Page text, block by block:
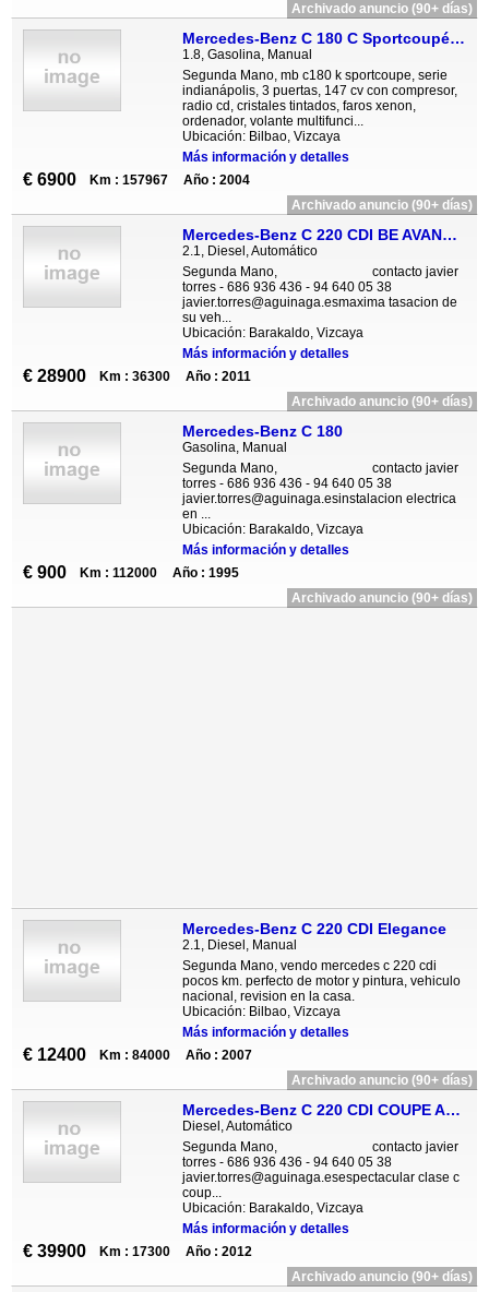
Archivado anuncio (90+ días)
Mercedes-Benz C 180 C Sportcoupé 180K Indianapolis
1.8, Gasolina, Manual
Segunda Mano, mb c180 k sportcoupe, serie
indianápolis, 3 puertas, 147 cv con compresor,
radio cd, cristales tintados, faros xenon,
ordenador, volante multifunci...
Ubicación: Bilbao, Vizcaya
Más información y detalles
€ 6900 Km : 157967
Año : 2004
Archivado anuncio (90+ días)
Mercedes-Benz C 220 CDI BE AVANTGARDE AUT NAVI TECHO CAMARA T
2.1, Diesel, Automático
Segunda Mano, contacto javier
torres - 686 936 436 - 94 640 05 38
javier.torres@aguinaga.esmaxima tasacion de
su veh...
Ubicación: Barakaldo, Vizcaya
Más información y detalles
€ 28900 Km : 36300
Año : 2011
Archivado anuncio (90+ días)
Mercedes-Benz C 180
Gasolina, Manual
Segunda Mano, contacto javier
torres - 686 936 436 - 94 640 05 38
javier.torres@aguinaga.esinstalacion electrica
en ...
Ubicación: Barakaldo, Vizcaya
Más información y detalles
€ 900 Km : 112000
Año : 1995
Archivado anuncio (90+ días)
Mercedes-Benz C 220 CDI Elegance
2.1, Diesel, Manual
Segunda Mano, vendo mercedes c 220 cdi
pocos km. perfecto de motor y pintura, vehiculo
nacional, revision en la casa.
Ubicación: Bilbao, Vizcaya
Más información y detalles
€ 12400 Km : 84000
Año : 2007
Archivado anuncio (90+ días)
Mercedes-Benz C 220 CDI COUPE AMG AUT 7 G TRONIC
Diesel, Automático
Segunda Mano, contacto javier
torres - 686 936 436 - 94 640 05 38
javier.torres@aguinaga.esespectacular clase c
coup...
Ubicación: Barakaldo, Vizcaya
Más información y detalles
€ 39900 Km : 17300
Año : 2012
Archivado anuncio (90+ días)